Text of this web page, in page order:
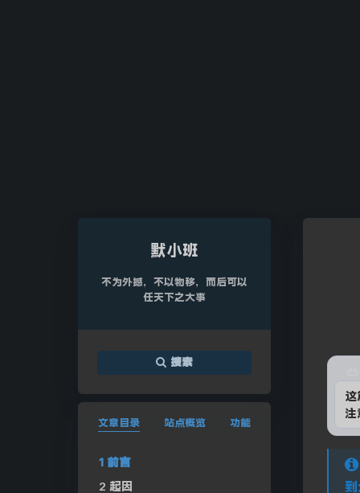
默小班
不为外撼，不以物移，而后可以
任天下之大事
搜索
文章目录 站点概览 功能
前言
起因
注